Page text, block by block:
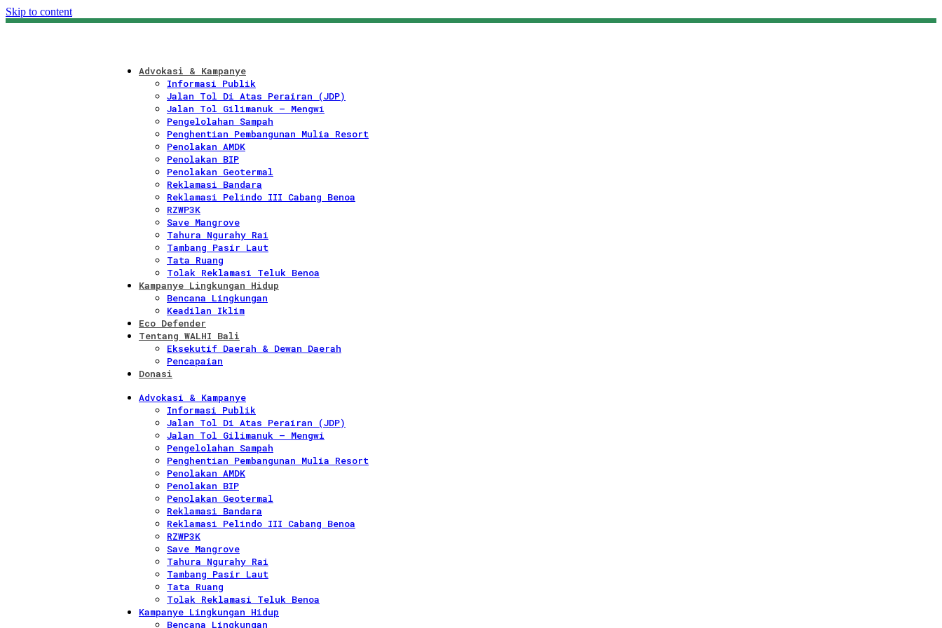
Skip to content
Advokasi & Kampanye
Informasi Publik
Jalan Tol Di Atas Perairan (JDP)
Jalan Tol Gilimanuk – Mengwi
Pengelolahan Sampah
Penghentian Pembangunan Mulia Resort
Penolakan AMDK
Penolakan BIP
Penolakan Geotermal
Reklamasi Bandara
Reklamasi Pelindo III Cabang Benoa
RZWP3K
Save Mangrove
Tahura Ngurahy Rai
Tambang Pasir Laut
Tata Ruang
Tolak Reklamasi Teluk Benoa
Kampanye Lingkungan Hidup
Bencana Lingkungan
Keadilan Iklim
Eco Defender
Tentang WALHI Bali
Eksekutif Daerah & Dewan Daerah
Pencapaian
Donasi
Advokasi & Kampanye
Informasi Publik
Jalan Tol Di Atas Perairan (JDP)
Jalan Tol Gilimanuk – Mengwi
Pengelolahan Sampah
Penghentian Pembangunan Mulia Resort
Penolakan AMDK
Penolakan BIP
Penolakan Geotermal
Reklamasi Bandara
Reklamasi Pelindo III Cabang Benoa
RZWP3K
Save Mangrove
Tahura Ngurahy Rai
Tambang Pasir Laut
Tata Ruang
Tolak Reklamasi Teluk Benoa
Kampanye Lingkungan Hidup
Bencana Lingkungan